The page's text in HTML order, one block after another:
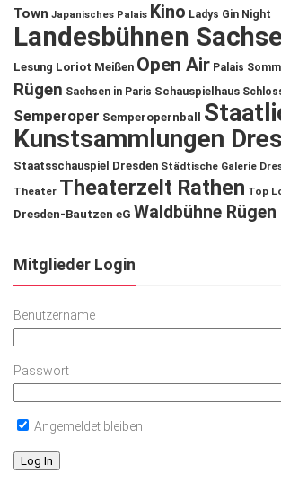
Town Japanisches Palais Kino Ladys Gin Night
Landesbühnen
Lesung Loriot Meißen Open Air Palais
Rügen Sachsen in Paris Schauspielhaus
Semperoper Semperopernball
Kunstsammlungen
Staatsschauspiel Dresden Städtische Galerie
Theater Theaterzelt Rathen Top
Dresden-Bautzen eG Waldbühne Rügen
Mitglieder Login
Benutzername
Passwort
Angemeldet bleiben